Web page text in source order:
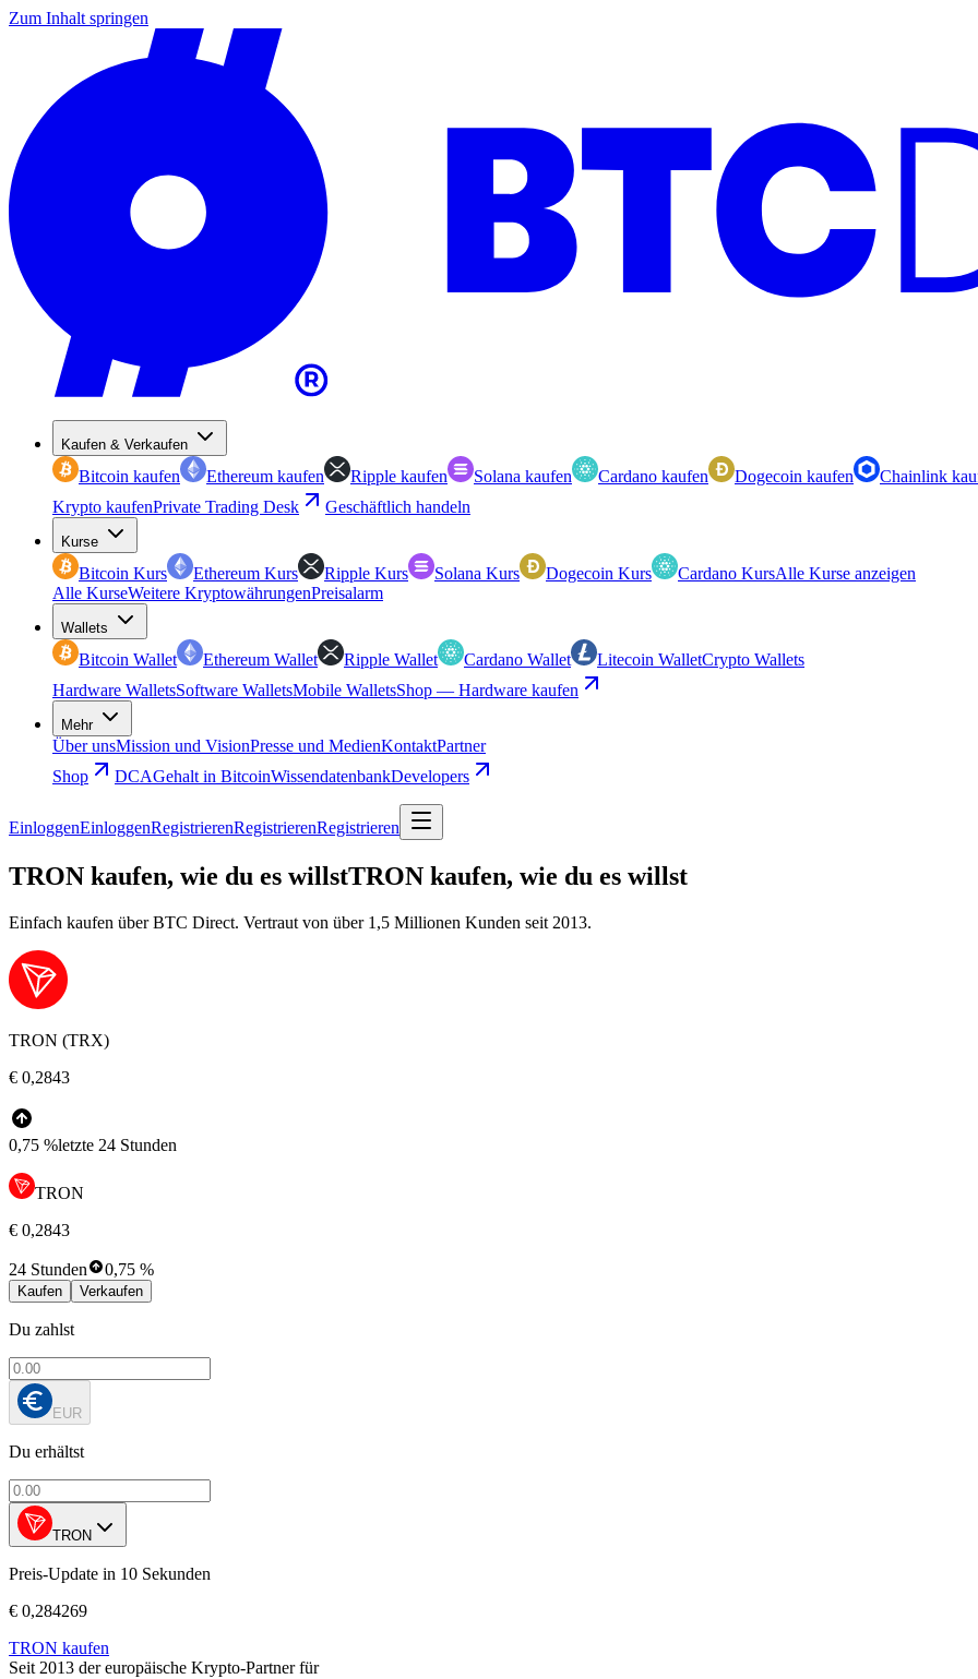
Zum Inhalt springen
Kaufen & Verkaufen
Bitcoin kaufen Ethereum kaufen Ripple kaufen Solana kaufen Cardano kaufen Dogecoin kaufen Chainlink
Krypto kaufenPrivate Trading Desk Geschäftlich handeln
Kurse
Bitcoin Kurs Ethereum Kurs Ripple Kurs Solana Kurs Dogecoin Kurs Cardano KursAlle Kurse anzeigen
Alle KurseWeitere KryptowährungenPreisalarm
Wallets
Bitcoin Wallet Ethereum Wallet Ripple Wallet Cardano Wallet Litecoin WalletCrypto Wallets
Hardware WalletsSoftware WalletsMobile WalletsShop — Hardware kaufen
Mehr
Über unsMission und VisionPresse und MedienKontaktPartner
Shop
DCAGehalt in BitcoinWissendatenbankDevelopers
EinloggenEinloggenRegistrierenRegistrierenRegistrieren
TRON kaufen, wie du es willstTRON kaufen, wie du es willst
Einfach kaufen über BTC Direct. Vertraut von über 1,5 Millionen Kunden seit 2013.
TRON (TRX)
€ 0,2843
0,75 %letzte 24 Stunden
TRON
€ 0,2843
24 Stunden 0,75 %
Kaufen Verkaufen
Du zahlst
EUR
Du erhältst
TRON
Preis-Update in 10 Sekunden
€ 0,284269
TRON kaufen
Seit 2013 der europäische Krypto-Partner für